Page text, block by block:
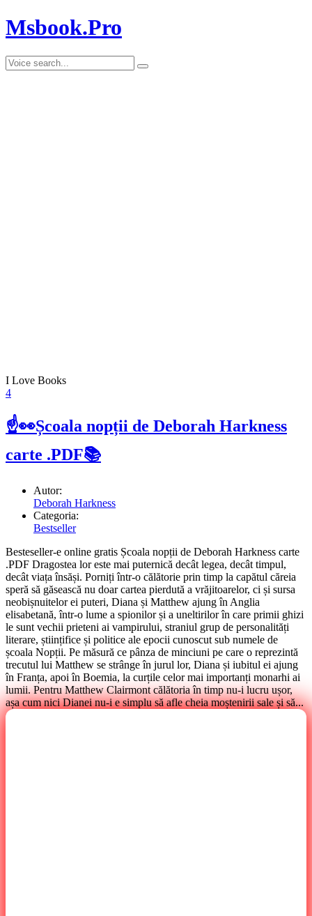
Msbook.Pro
I Love Books
4
☝👀Școala nopții de Deborah Harkness
carte .PDF📚
Autor:
Deborah Harkness
Categoria:
Bestseller
Besteseller-e online gratis Școala nopții de Deborah Harkness carte
.PDF Dragostea lor este mai puternică decât legea, decât timpul,
decât viața însăși. Porniți într-o călătorie prin timp la capătul căreia
speră să găsească nu doar cartea pierdută a vrăjitoarelor, ci și sursa
neobișnuitelor ei puteri, Diana și Matthew ajung în Anglia
elisabetană, într-o lume a spionilor și a uneltirilor în care primii ghizi
le sunt vechii prieteni ai vampirului, straniul grup de personalități
literare, științifice și politice ale epocii cunoscut sub numele de
școala Nopții. Pe măsură ce pânza de minciuni pe care o reprezintă
trecutul lui Matthew se strânge în jurul lor, Diana și iubitul ei ajung
în Franța, apoi în Boemia, la curțile celor mai importanți monarhi ai
lumii. Pentru Matthew Clairmont călătoria în timp nu-i lucru ușor,
așa cum nici Dianei nu-i e simplu să afle cheia moștenirii sale și să...